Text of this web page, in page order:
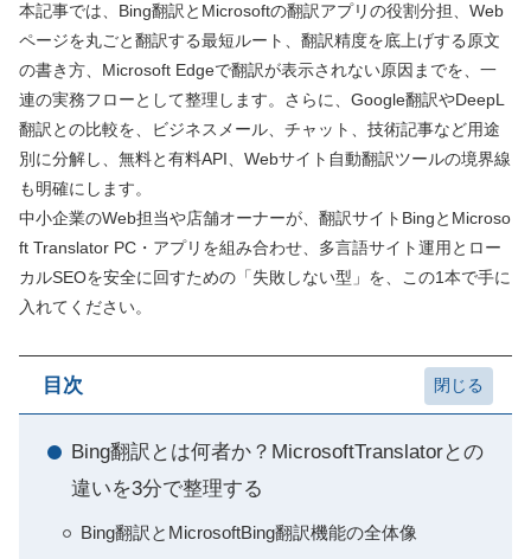
本記事では、Bing翻訳とMicrosoftの翻訳アプリの役割分担、Web
ページを丸ごと翻訳する最短ルート、翻訳精度を底上げする原文
の書き方、Microsoft Edgeで翻訳が表示されない原因までを、一
連の実務フローとして整理します。さらに、Google翻訳やDeepL
翻訳との比較を、ビジネスメール、チャット、技術記事など用途
別に分解し、無料と有料API、Webサイト自動翻訳ツールの境界線
も明確にします。
中小企業のWeb担当や店舗オーナーが、翻訳サイトBingとMicroso
ft Translator PC・アプリを組み合わせ、多言語サイト運用とロー
カルSEOを安全に回すための「失敗しない型」を、この1本で手に
入れてください。
目次
Bing翻訳とは何者か？MicrosoftTranslatorとの
違いを3分で整理する
Bing翻訳とMicrosoftBing翻訳機能の全体像